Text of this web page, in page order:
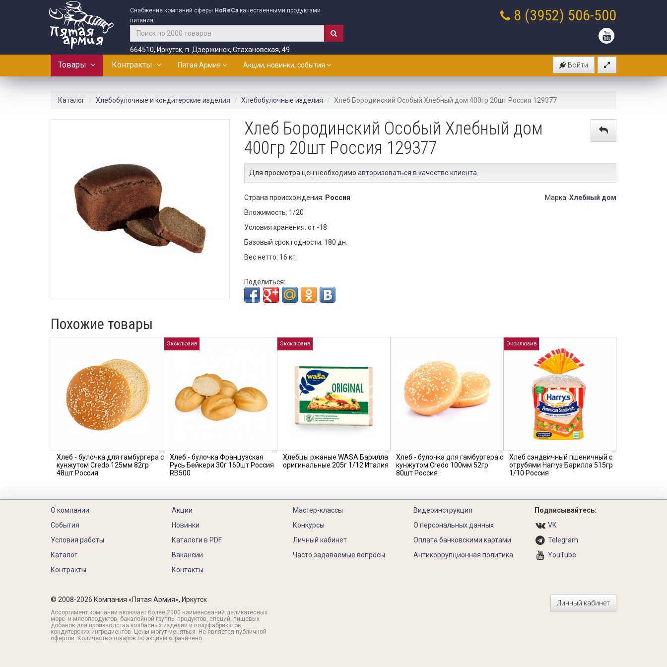
Снабжение компаний сферы HoReCa качественными продуктами
питания
664510, Иркутск, п. Дзержинск, Стахановская, 49
8 (3952) 506-500
Войти
Товары Контракты Пятая Армия Акции, новинки, события
Каталог Хлебобулочные и кондитерские изделия Хлебобулочные изделия Хлеб Бородинский Особый Хлебный дом 400гр 20шт Россия 129377
Хлеб Бородинский Особый Хлебный дом
400гр 20шт Россия 129377
Для просмотра цен необходимо авторизоваться в качестве клиента
Страна происхождения: Россия
Вложимость: 1/20
Условия хранения: от -18
Базовый срок годности: 180 дн.
Вес нетто: 16 кг.
Марка: Хлебный дом
Поделиться:
Похожие товары
Хлеб - булочка для гамбургера с
кунжутом Credo 125мм 82гр
48шт Россия
Эксклюзив
Хлеб - булочка Французская
Русь Бейкери 30г 160шт Россия
RB500
Эксклюзив
Хлебцы ржаные WASA Барилла
оригинальные 205г 1/12 Италия
Хлеб - булочка для гамбургера с
кунжутом Credo 100мм 52гр
80шт Россия
Эксклюзив
Хлеб сэндвичный пшеничный с
отрубями Harrys Барилла 515гр
1/10 Россия
О компании
События
Условия работы
Каталог
Контракты
Акции
Новинки
Каталоги в PDF
Вакансии
Контакты
Мастер-классы
Конкурсы
Личный кабинет
Часто задаваемые вопросы
Видеоинструкция
О персональных данных
Оплата банковскими картами
Антикоррупционная политика
Подписывайтесь:
VK
Telegram
YouTube
© 2008-2026 Компания «Пятая Армия», Иркутск
Ассортимент компании включает более 2000 наименований деликатесных
море- и мясопродуктов, бакалейной группы продуктов, специй, пищевых
добавок для производства колбасных изделий и полуфабрикатов,
кондитерских ингредиентов. Цены могут меняться. Не является публичной
офертой. Количество товаров по акциям ограничено.
Личный кабинет